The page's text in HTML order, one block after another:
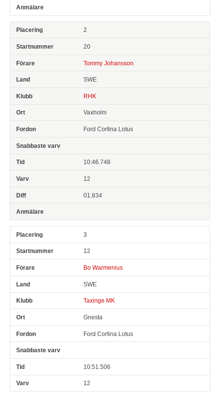
2
20
Tommy Johansson
SWE
RHK
Vaxholm
Ford Cortina Lotus
10:46.748
12
01.834
3
12
Bo Warmenius
SWE
Taxinge MK
Gnesta
Ford Cortina Lotus
10:51.506
12